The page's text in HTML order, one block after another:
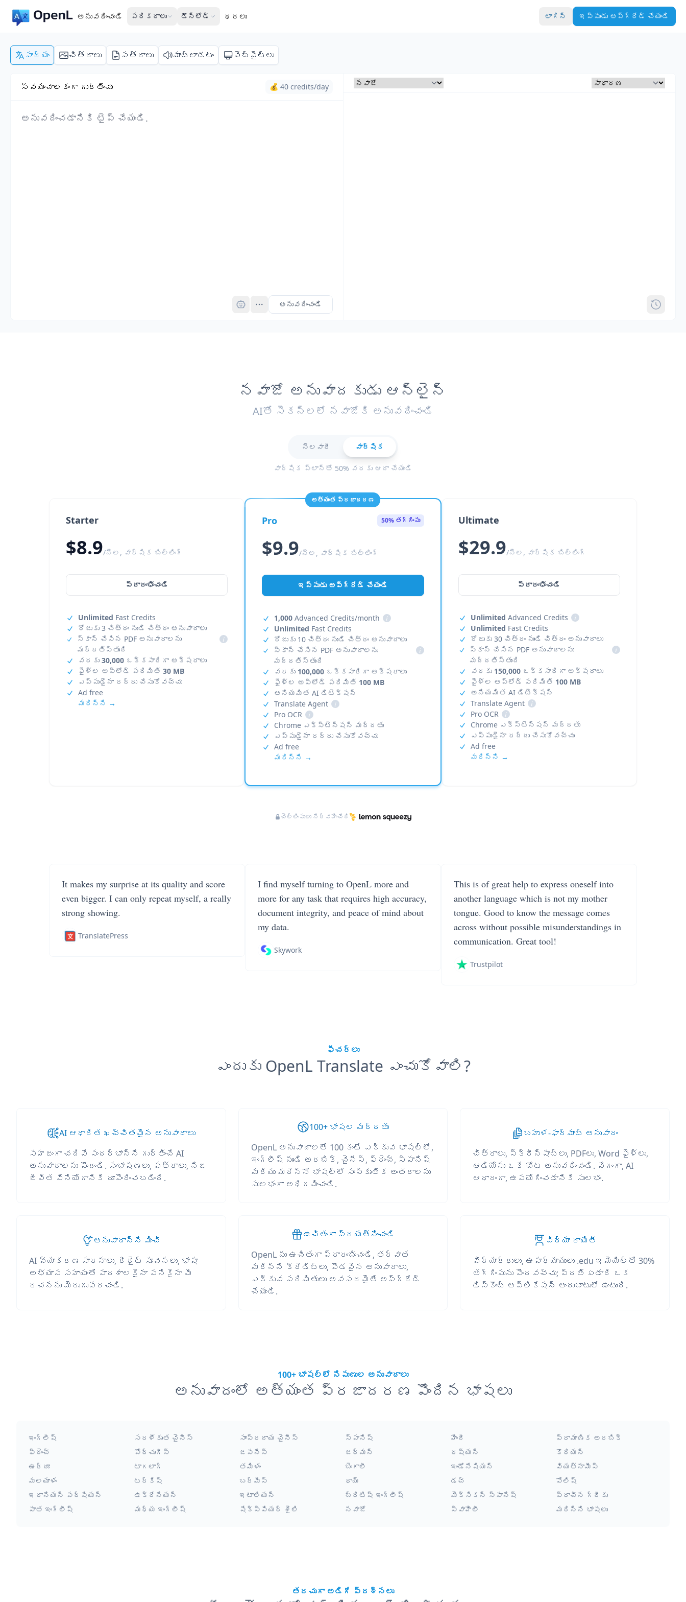
అనువదించండి పరికరాలు డౌన్‌లోడ్ ధరలు లాగిన్ ఇప్పుడు అప్‌గ్రేడ్ చేయండి
పాఠ్యం చిత్రాలు పత్రాలు మాట్లాడటం వెబ్‌సైట్లు
స్వయంచాలకంగా గుర్తించు 💰 40 credits/day
అనువదించండి
నవాజో అనువాదకుడు ఆన్‌లైన్
AIతో సెకన్లలో నవాజోకి అనువదించండి
నెలవారీ వార్షిక
వార్షిక ప్లాన్‌తో 50% వరకు ఆదా చేయండి
Starter
$8.9/నెల, వార్షిక బిల్లింగ్
ప్రారంభించండి
Unlimited Fast Credits
రోజుకు 3 చిత్రం నుండి చిత్రం అనువాదాలు
స్కాన్ చేసిన PDF అనువాదాలను
మద్దతిస్తుంది
i
వరకు 30,000 ఒక్కసారిగా అక్షరాలు
ఫైళ్ల అప్‌లోడ్ పరిమితి 30 MB
ఎప్పుడైనా రద్దు చేసుకోవచ్చు
Ad free
మరిన్ని →
అత్యంత ప్రజాదరణ
Pro 50% తగ్గింపు
$9.9/నెల, వార్షిక బిల్లింగ్
ఇప్పుడు అప్‌గ్రేడ్ చేయండి
1,000 Advanced Credits/month
i
Unlimited Fast Credits
రోజుకు 10 చిత్రం నుండి చిత్రం అనువాదాలు
స్కాన్ చేసిన PDF అనువాదాలను
మద్దతిస్తుంది
i
వరకు 100,000 ఒక్కసారిగా అక్షరాలు
ఫైళ్ల అప్‌లోడ్ పరిమితి 100 MB
అనియమిత AI డిటెక్షన్
Translate Agent
i
Pro OCR
i
Chrome ఎక్స్‌టెన్షన్ మద్దతు
ఎప్పుడైనా రద్దు చేసుకోవచ్చు
Ad free
మరిన్ని →
Ultimate
$29.9/నెల, వార్షిక బిల్లింగ్
ప్రారంభించండి
Unlimited Advanced Credits
i
Unlimited Fast Credits
రోజుకు 30 చిత్రం నుండి చిత్రం అనువాదాలు
స్కాన్ చేసిన PDF అనువాదాలను
మద్దతిస్తుంది
i
వరకు 150,000ఒక్కసారిగా అక్షరాలు
ఫైళ్ల అప్‌లోడ్ పరిమితి 100 MB
అనియమిత AI డిటెక్షన్
Translate Agent
i
Pro OCR
i
Chrome ఎక్స్‌టెన్షన్ మద్దతు
ఎప్పుడైనా రద్దు చేసుకోవచ్చు
Ad free
మరిన్ని →
చెల్లింపులు నిర్వహించేది
It makes my surprise at its quality and score
even bigger. I can only repeat myself, a really
strong showing.
TranslatePress
I find myself turning to OpenL more and
more for any task that requires high accuracy,
document integrity, and peace of mind about
my data.
Skywork
This is of great help to express oneself into
another language which is not my mother
tongue. Good to know the message comes
across without possible misunderstandings in
communication. Great tool!
Trustpilot
ఫీచర్లు
ఎందుకు OpenL Translate ఎంచుకోవాలి?
AI ఆధారిత ఖచ్చితమైన అనువాదాలు
సహజంగా చదివే సందర్భాన్ని గుర్తించే AI
అనువాదాలను పొందండి. సంభాషణలు, పత్రాలు, నిజ
జీవిత వినియోగానికి రూపొందించబడింది.
100+ భాషల మద్దతు
OpenL అనువాదాలతో 100 కంటే ఎక్కువ భాషల్లో,
ఇంగ్లీష్ నుండి అరబిక్, చైనీస్, ఫ్రెంచ్, స్పానిష్
మరియు మరెన్నో భాషల్లో సాంస్కృతిక అంతరాలను
సులభంగా అధిగమించండి.
బహుళ-ఫార్మాట్ అనువాదం
చిత్రాలు, స్క్రీన్‌షాట్‌లు, PDFలు, Word ఫైళ్లు,
ఆడియోను ఒకే చోట అనువదించండి. వేగంగా, AI
ఆధారంగా, ఉపయోగించడానికి సులభం.
అనువాదాన్ని మించి
AI వ్యాకరణ సాధనాలు, రీరైట్ సూచనలు, భాషా
అభ్యాస సహాయంతో పాఠశాలకైనా పనికైనా మీ
రచనను మెరుగుపరచండి.
ఉచితంగా ప్రయత్నించండి
OpenL ను ఉచితంగా ప్రారంభించండి, తర్వాత
మరిన్ని క్రెడిట్లు, పొడవైన అనువాదాలు,
ఎక్కువ పరిమితులు అవసరమైతే అప్‌గ్రేడ్
చేయండి.
విద్యా రాయితీ
విద్యార్థులు, ఉపాధ్యాయులు .edu ఇమెయిల్‌తో 30%
తగ్గింపును పొందవచ్చు; ప్రతి ఏడాది ఒక
డిస్కౌంట్ అప్లికేషన్ అందుబాటులో ఉంటుంది.
100+ భాషల్లో నిపుణుల అనువాదాలు
అనువాదంలో అత్యంత ప్రజాదరణ పొందిన భాషలు
ఇంగ్లీష్ సరళీకృత చైనీస్ సాంప్రదాయ చైనీస్ స్పానిష్ హిందీ
ప్రామాణిక అరబిక్
ఫ్రెంచ్
పోర్చుగీస్ జపనీస్ జర్మన్ రష్యన్
కొరియన్
ఉర్దూ
టాగలాగ్ తమిళం బెంగాలీ ఇండోనేషియన్
వియత్నామీస్
మలయాళం
టర్కిష్ బర్మీస్ థాయ్ డచ్
పోలిష్
ఇరానియన్ పర్షియన్
ఉక్రేనియన్ ఇటాలియన్ బ్రిటిష్ ఇంగ్లీష్ మెక్సికన్ స్పానిష్
ప్రాచీన గ్రీకు
పాత ఇంగ్లీష్
మధ్య ఇంగ్లీష్ షేక్స్పియర్ శైలి నవాజో స్వాహిలీ మరిన్ని భాషలు
తరచుగా అడిగే ప్రశ్నలు